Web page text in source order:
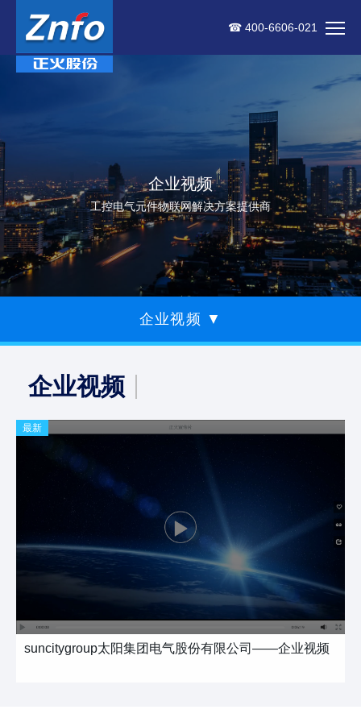
☎ 400-6606-021
企业视频
工控电气元件物联网解决方案提供商
企业视频 ▼
企业视频
最新
suncitygroup太阳集团电气股份有限公司——企业视频